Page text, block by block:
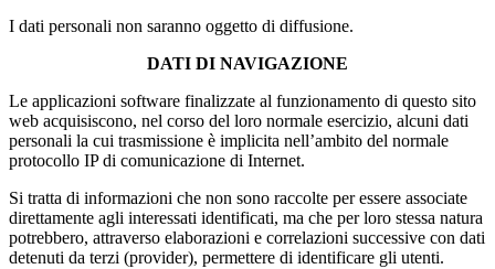
I dati personali non saranno oggetto di diffusione.
DATI DI NAVIGAZIONE
Le applicazioni software finalizzate al funzionamento di questo sito
web acquisiscono, nel corso del loro normale esercizio, alcuni dati
personali la cui trasmissione è implicita nell’ambito del normale
protocollo IP di comunicazione di Internet.
Si tratta di informazioni che non sono raccolte per essere associate
direttamente agli interessati identificati, ma che per loro stessa natura
potrebbero, attraverso elaborazioni e correlazioni successive con dati
detenuti da terzi (provider), permettere di identificare gli utenti.